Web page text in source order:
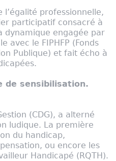
l’égalité professionnelle,
participatif consacré à
dynamique engagée par
avec le FIPHFP (Fonds
Publique) et fait écho à
de sensibilisation.
(CDG), a alterné
ludique. La première
du handicap,
ou encore les
Handicapé (RQTH).